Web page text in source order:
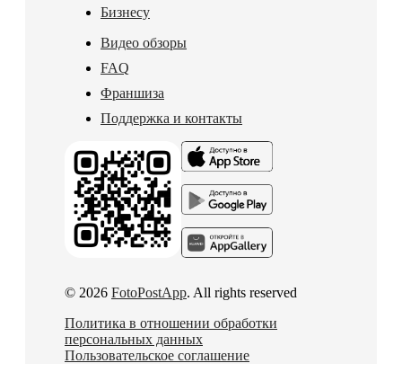
Бизнесу
Видео обзоры
FAQ
Франшиза
Поддержка и контакты
© 2026 FotoPostApp. All rights reserved
Политика в отношении обработки
персональных данных
Пользовательское соглашение